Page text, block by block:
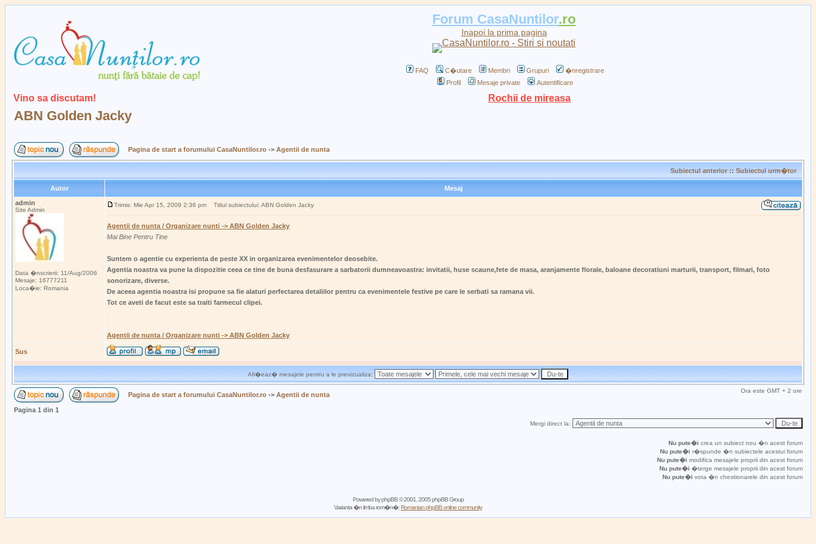
Forum CasaNuntilor.ro
Inapoi la prima pagina
FAQ C�utare Membri Grupuri
�nregistrare
Profil
Mesaje private Autentificare
Vino sa discutam! Rochii de mireasa
ABN Golden Jacky
Pagina de start a forumului CasaNuntilor.ro -> Agentii de nunta
Subiectul anterior :: Subiectul urm�tor
Autor
Mesaj
admin
Site Admin
Data �nscrierii: 11/Aug/2006
Mesaje: 16777211
Loca�ie: Romania
Trimis: Mie Apr 15, 2009 2:36 pm Titlul subiectului: ABN Golden Jacky
Agentii de nunta / Organizare nunti -> ABN Golden Jacky
Mai Bine Pentru Tine
Suntem o agentie cu experienta de peste XX in organizarea evenimentelor deosebite.
Agentia noastra va pune la dispozitie ceea ce tine de buna desfasurare a sarbatorii dumneavoastra: invitatii, huse scaune,fete de masa, aranjamente florale, baloane decoratiuni marturii, transport, filmari, foto
sonorizare, diverse.
De aceea agentia noastra isi propune sa fie alaturi perfectarea detaliilor pentru ca evenimentele festive pe care le serbati sa ramana vii.
Tot ce aveti de facut este sa traiti farmecul clipei.
Agentii de nunta / Organizare nunti -> ABN Golden Jacky
Sus
Afi�eaz� mesajele pentru a le previzualiza:
Pagina de start a forumului CasaNuntilor.ro -> Agentii de nunta
Ora este GMT + 2 ore
Pagina 1 din 1
Mergi direct la:
Nu pute�i crea un subiect nou �n acest forum
Nu pute�i r�spunde �n subiectele acestui forum
Nu pute�i modifica mesajele proprii din acest forum
Nu pute�i �terge mesajele proprii din acest forum
Nu pute�i vota �n chestionarele din acest forum
Powered byphpBB© 2001, 2005 phpBB Group
Varianta �n limba rom�n�:Romanian phpBB online community